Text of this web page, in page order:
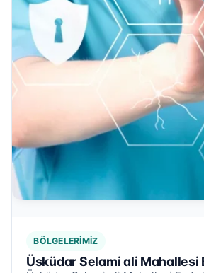
BÖLGELERIMIZ
Üsküdar Selami ali Mahallesi